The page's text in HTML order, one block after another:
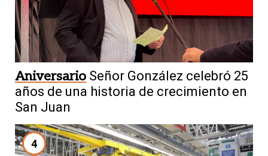
Aniversario Señor González celebró 25
años de una historia de crecimiento en
San Juan
4